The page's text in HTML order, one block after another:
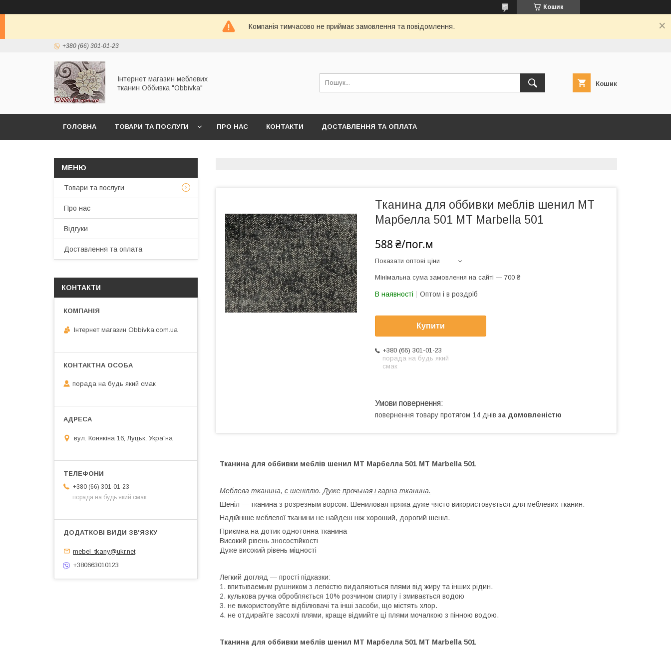
Кошик
Компанія тимчасово не приймає замовлення та повідомлення.
+380 (66) 301-01-23
Інтернет магазин меблевих
тканин Оббивка "Obbivka"
Кошик
ГОЛОВНА ТОВАРИ ТА ПОСЛУГИ ПРО НАС КОНТАКТИ ДОСТАВЛЕННЯ ТА ОПЛАТА
Тканина для оббивки меблів шенил МТ
Марбелла 501 MT Marbella 501
588 ₴/пог.м
Показати оптові ціни
Мінімальна сума замовлення на сайті — 700 ₴
В наявності Оптом і в роздріб
Купити
+380 (66) 301-01-23
порада на будь який
смак
повернення товару протягом 14 днів за домовленістю
Тканина для оббивки меблів шенил МТ Марбелла 501 MT Marbella 501
Меблева тканина, є шеніллю. Дуже прочьная і гарна тканина.
Шеніл ― тканина з розрезным ворсом. Шениловая пряжа дуже чясто використовується для меблевих тканин.
Надійніше меблевої тканини не найдеш ніж хороший, дорогий шеніл.
Приємна на дотик однотонна тканина
Високий рівень зносостійкості
Дуже високий рівень міцності
Легкий догляд ― прості підказки:
1. впитываемым рушником з легкістю видаляються плями від жиру та інших рідин.
2. кулькова ручка обробляється 10% розчином спирту і змивається водою
3. не використовуйте відбілювачі та інші засоби, що містять хлор.
4. не отдирайте засохлі плями, краще відмийте ці плями мочалкою з пінною водою.
Тканина для оббивки меблів шенил МТ Марбелла 501 MT Marbella 501
Товари та послуги
Про нас
Відгуки
Доставлення та оплата
КОНТАКТИ
Інтернет магазин Obbivka.com.ua
порада на будь який смак
вул. Конякіна 16, Луцьк, Україна
+380 (66) 301-01-23
порада на будь який смак
mebel_tkany@ukr.net
+380663010123